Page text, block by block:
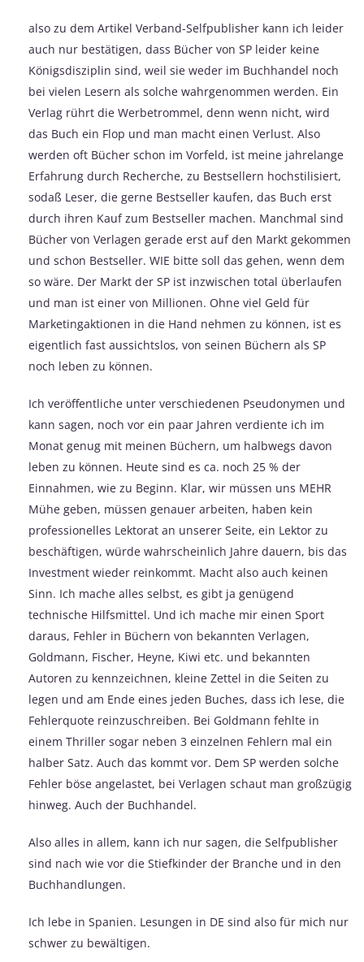
also zu dem Artikel Verband-Selfpublisher kann ich leider
auch nur bestätigen, dass Bücher von SP leider keine
Königsdisziplin sind, weil sie weder im Buchhandel noch
bei vielen Lesern als solche wahrgenommen werden. Ein
Verlag rührt die Werbetrommel, denn wenn nicht, wird
das Buch ein Flop und man macht einen Verlust. Also
werden oft Bücher schon im Vorfeld, ist meine jahrelange
Erfahrung durch Recherche, zu Bestsellern hochstilisiert,
sodaß Leser, die gerne Bestseller kaufen, das Buch erst
durch ihren Kauf zum Bestseller machen. Manchmal sind
Bücher von Verlagen gerade erst auf den Markt gekommen
und schon Bestseller. WIE bitte soll das gehen, wenn dem
so wäre. Der Markt der SP ist inzwischen total überlaufen
und man ist einer von Millionen. Ohne viel Geld für
Marketingaktionen in die Hand nehmen zu können, ist es
eigentlich fast aussichtslos, von seinen Büchern als SP
noch leben zu können.
Ich veröffentliche unter verschiedenen Pseudonymen und
kann sagen, noch vor ein paar Jahren verdiente ich im
Monat genug mit meinen Büchern, um halbwegs davon
leben zu können. Heute sind es ca. noch 25 % der
Einnahmen, wie zu Beginn. Klar, wir müssen uns MEHR
Mühe geben, müssen genauer arbeiten, haben kein
professionelles Lektorat an unserer Seite, ein Lektor zu
beschäftigen, würde wahrscheinlich Jahre dauern, bis das
Investment wieder reinkommt. Macht also auch keinen
Sinn. Ich mache alles selbst, es gibt ja genügend
technische Hilfsmittel. Und ich mache mir einen Sport
daraus, Fehler in Büchern von bekannten Verlagen,
Goldmann, Fischer, Heyne, Kiwi etc. und bekannten
Autoren zu kennzeichnen, kleine Zettel in die Seiten zu
legen und am Ende eines jeden Buches, dass ich lese, die
Fehlerquote reinzuschreiben. Bei Goldmann fehlte in
einem Thriller sogar neben 3 einzelnen Fehlern mal ein
halber Satz. Auch das kommt vor. Dem SP werden solche
Fehler böse angelastet, bei Verlagen schaut man großzügig
hinweg. Auch der Buchhandel.
Also alles in allem, kann ich nur sagen, die Selfpublisher
sind nach wie vor die Stiefkinder der Branche und in den
Buchhandlungen.
Ich lebe in Spanien. Lesungen in DE sind also für mich nur
schwer zu bewältigen.